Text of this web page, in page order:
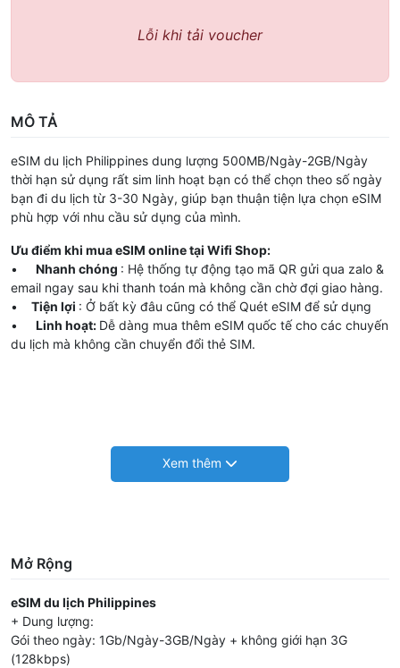
Lỗi khi tải voucher
MÔ TẢ
eSIM du lịch Philippines dung lượng 500MB/Ngày-2GB/Ngày
thời hạn sử dụng rất sim linh hoạt bạn có thể chọn theo số ngày
bạn đi du lịch từ 3-30 Ngày, giúp bạn thuận tiện lựa chọn eSIM
phù hợp với nhu cầu sử dụng của mình.
Ưu điểm khi mua eSIM online tại Wifi Shop:
• Nhanh chóng : Hệ thống tự động tạo mã QR gửi qua zalo &
email ngay sau khi thanh toán mà không cần chờ đợi giao hàng.
•
Tiện lợi : Ở bất kỳ đâu cũng có thể Quét eSIM để sử dụng
• Linh hoạt: Dễ dàng mua thêm eSIM quốc tế cho các chuyến
du lịch mà không cần chuyển đổi thẻ SIM.
Mở Rộng
eSIM du lịch Philippines
+ Dung lượng:
Gói theo ngày: 1Gb/Ngày-3GB/Ngày + không giới hạn 3G
(128kbps)